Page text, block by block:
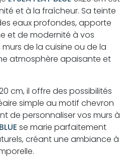
et à la fraîcheur. Sa teinte
eaux profondes, apporte
et de modernité à vos
de la cuisine ou de la
atmosphère apaisante et
cm, il offre des possibilités
simple au motif chevron
de personnaliser vos murs à
se marie parfaitement
créant une ambiance à